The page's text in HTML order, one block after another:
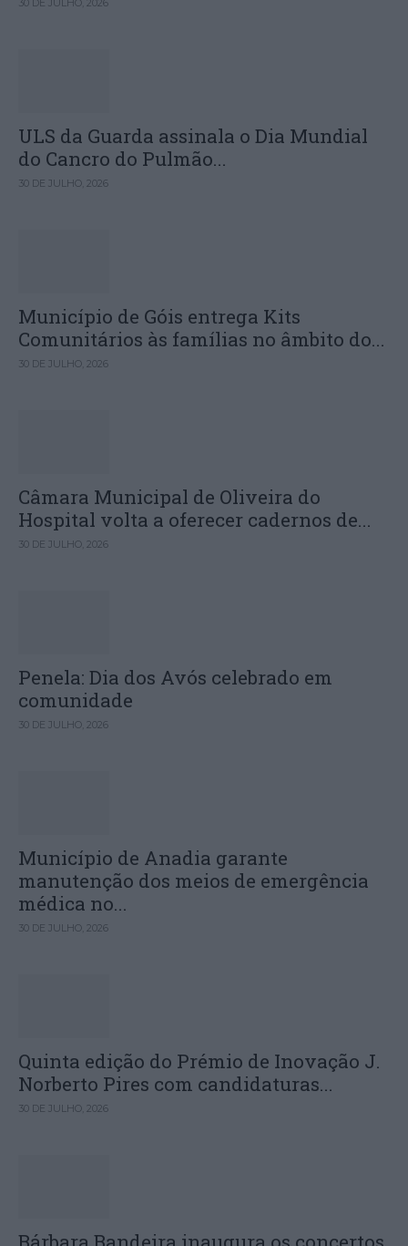
30 DE JULHO, 2026
ULS da Guarda assinala o Dia Mundial
do Cancro do Pulmão...
30 DE JULHO, 2026
Município de Góis entrega Kits
Comunitários às famílias no âmbito do...
30 DE JULHO, 2026
Câmara Municipal de Oliveira do
Hospital volta a oferecer cadernos de...
30 DE JULHO, 2026
Penela: Dia dos Avós celebrado em
comunidade
30 DE JULHO, 2026
Município de Anadia garante
manutenção dos meios de emergência
médica no...
30 DE JULHO, 2026
Quinta edição do Prémio de Inovação J.
Norberto Pires com candidaturas...
30 DE JULHO, 2026